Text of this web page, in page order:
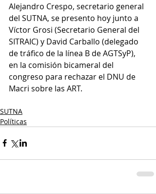
Alejandro Crespo, secretario general
del SUTNA, se presento hoy junto a
Víctor Grosi (Secretario General del
SITRAIC) y David Carballo (delegado
de tráfico de la línea B de AGTSyP),
en la comisión bicameral del
congreso para rechazar el DNU de
Macri sobre las ART.
SUTNA
Políticas